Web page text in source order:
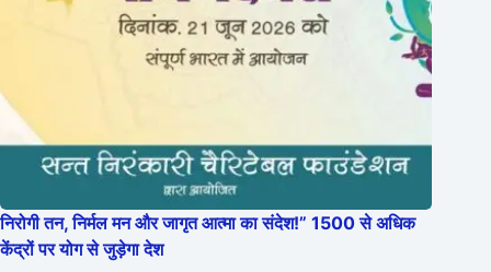
निरोगी तन, निर्मल मन और जागृत आत्मा का संदेश!” 1500 से अधिक
केंद्रों पर योग से जुड़ेगा देश